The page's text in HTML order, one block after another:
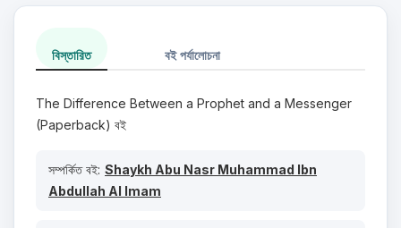
বিস্তারিত বই পর্যালোচনা
The Difference Between a Prophet and a Messenger
(Paperback) বই
সম্পর্কিত বই: Shaykh Abu Nasr Muhammad Ibn
Abdullah Al Imam